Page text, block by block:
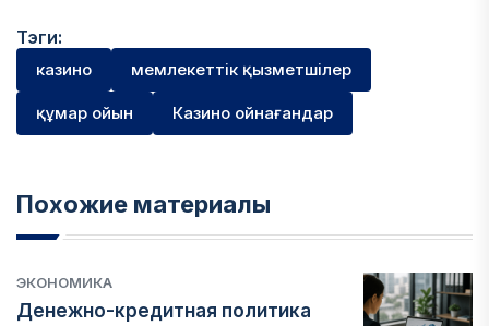
Тэги:
казино мемлекеттік қызметшілер
құмар ойын Казино ойнағандар
Похожие материалы
ЭКОНОМИКА
Денежно-кредитная политика